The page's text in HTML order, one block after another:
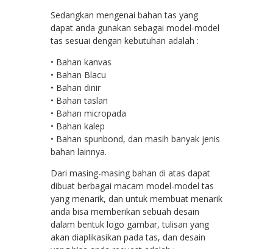
Sedangkan mengenai bahan tas yang
dapat anda gunakan sebagai model-model
tas sesuai dengan kebutuhan adalah :
• Bahan kanvas
• Bahan Blacu
• Bahan dinir
• Bahan taslan
• Bahan micropada
• Bahan kalep
• Bahan spunbond, dan masih banyak jenis
bahan lainnya.
Dari masing-masing bahan di atas dapat
dibuat berbagai macam model-model tas
yang menarik, dan untuk membuat menarik
anda bisa memberikan sebuah desain
dalam bentuk logo gambar, tulisan yang
akan diaplikasikan pada tas, dan desain